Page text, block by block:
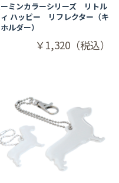
ミンカラーシリーズ リトル
ィ ハッピー リフレクター（キ
ルダー）
￥1,320（税込）